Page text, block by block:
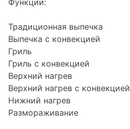
Функции:
Традиционная выпечка
Выпечка с конвекцией
Гриль
Гриль с конвекцией
Верхний нагрев
Верхний нагрев с конвекцией
Нижний нагрев
Размораживание